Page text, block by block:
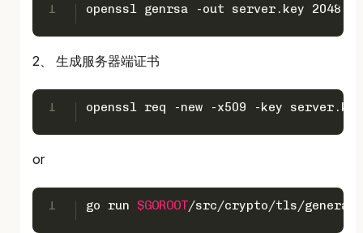
1 openssl genrsa -out server.key 2048
2、 生成服务器端证书
1 openssl req -new -x509 -key
or
1 go run $GOROOT/src/crypto/tls/